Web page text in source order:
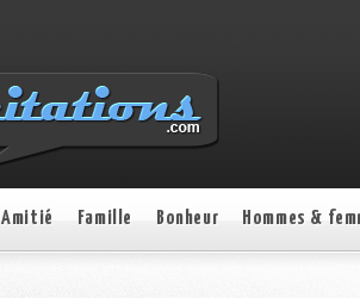
Amitié Famille Bonheur Hommes &